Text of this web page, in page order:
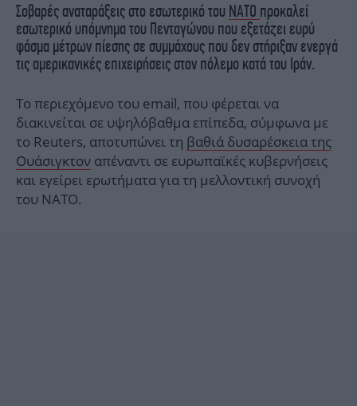
Σοβαρές αναταράξεις στο εσωτερικό του ΝΑΤΟ προκαλεί
εσωτερικό υπόμνημα του Πενταγώνου που εξετάζει ευρύ
φάσμα μέτρων πίεσης σε συμμάχους που δεν στήριξαν ενεργά
τις αμερικανικές επιχειρήσεις στον πόλεμο κατά του Ιράν.
Το περιεχόμενο του email, που φέρεται να
διακινείται σε υψηλόβαθμα επίπεδα, σύμφωνα με
το Reuters, αποτυπώνει τη βαθιά δυσαρέσκεια της
Ουάσιγκτον απέναντι σε ευρωπαϊκές κυβερνήσεις
και εγείρει ερωτήματα για τη μελλοντική συνοχή
του NATO.